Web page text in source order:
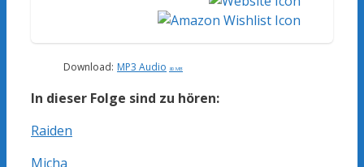
Download: MP3 Audio 80 MB
In dieser Folge sind zu hören:
Raiden
Micha